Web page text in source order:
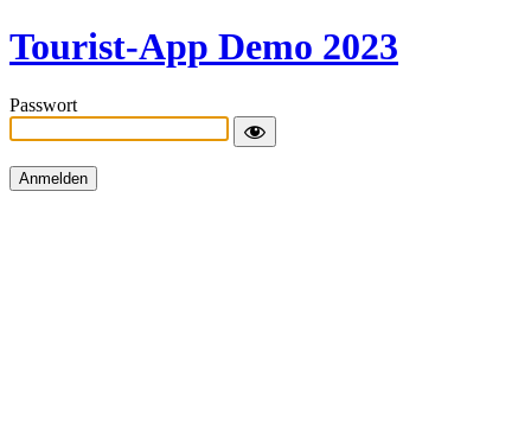
Tourist-App Demo 2023
Passwort